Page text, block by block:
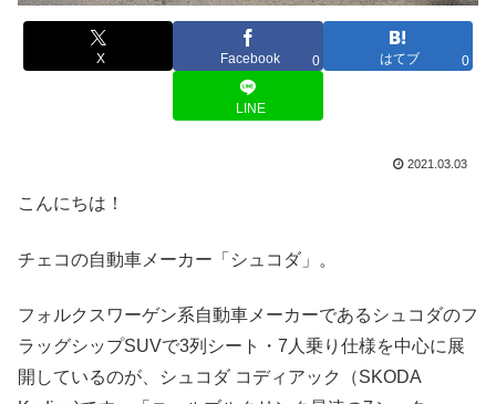
X Facebook 0 はてブ 0
LINE
2021.03.03
こんにちは！
チェコの自動車メーカー「シュコダ」。
フォルクスワーゲン系自動車メーカーであるシュコダのフ
ラッグシップSUVで3列シート・7人乗り仕様を中心に展
開しているのが、シュコダ コディアック（SKODA